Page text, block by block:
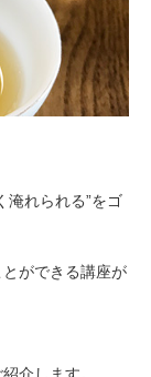
淹れられる”をゴ
ができる講座が
介します。